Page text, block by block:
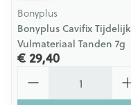
Bonyplus
Bonyplus Cavifix Tijdelijk
Vulmateriaal Tanden 7g
€ 29,40